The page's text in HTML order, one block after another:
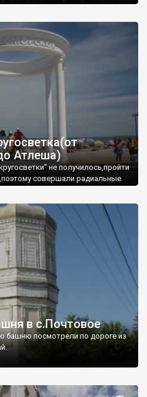
Атлеша)
не получилось,пройти
совершали радиальные
в с.Почтовое
башню посмотрели по дороге из